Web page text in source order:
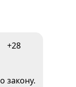
+28
закону.